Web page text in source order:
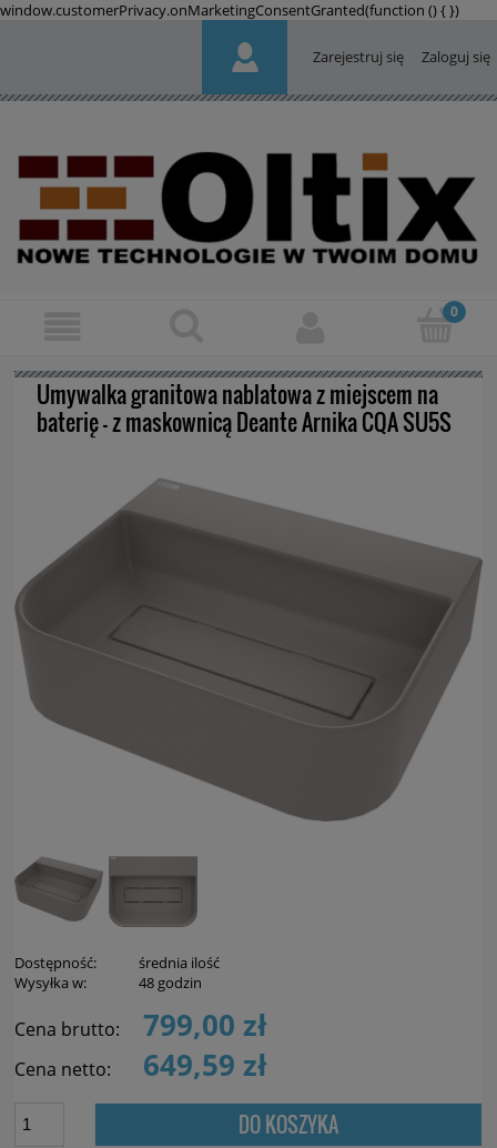
window.customerPrivacy.onMarketingConsentGranted(function () {})
Zarejestruj się Zaloguj się
Umywalka granitowa nablatowa z miejscem na
baterię - z maskownicą Deante Arnika CQA SU5S
Dostępność:
średnia ilość
Wysyłka w:
48 godzin
Cena brutto: 799,00 zł
Cena netto: 649,59 zł
DO KOSZYKA